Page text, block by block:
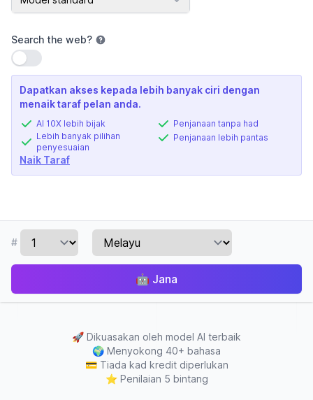
Search the web?
Gunakan tetapan
Dapatkan akses kepada lebih banyak ciri dengan
menaik taraf pelan anda.
AI 10X lebih bijak
Lebih banyak pilihan
penyesuaian
Penjanaan tanpa had
Penjanaan lebih pantas
Naik Taraf
#
🤖 Jana
🚀 Dikuasakan oleh model AI terbaik
🌍 Menyokong 40+ bahasa
💳 Tiada kad kredit diperlukan
⭐ Penilaian 5 bintang